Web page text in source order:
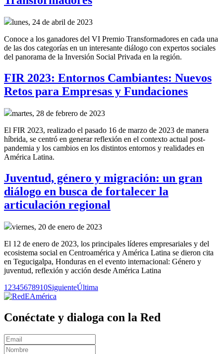
lunes, 24 de abril de 2023
Conoce a los ganadores del VI Premio Transformadores en cada una
de las dos categorías en un interesante diálogo con expertos sociales
del panorama de la Inversión Social Privada en la región.
FIR 2023: Entornos Cambiantes: Nuevos
Retos para Empresas y Fundaciones
martes, 28 de febrero de 2023
El FIR 2023, realizado el pasado 16 de marzo de 2023 de manera
híbrida, se centró en generar reflexión en el contexto actual post-
pandemia y los cambios en los distintos entornos y realidades en
América Latina.
Juventud, género y migración: un gran
diálogo en busca de fortalecer la
articulación regional
viernes, 20 de enero de 2023
El 12 de enero de 2023, los principales líderes empresariales y del
ecosistema social en Centroamérica y América Latina se dieron cita
en Tegucigalpa, Honduras en el evento internacional: Género y
juventud, reflexión y acción desde América Latina
1 2345678910SiguienteÚltima
Conéctate y dialoga con la Red